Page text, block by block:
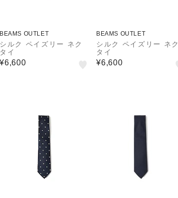
BEAMS OUTLET
シルク ペイズリー ネク
タイ
¥6,600
BEAMS OUTLET
シルク ペイズリー ネク
タイ
¥6,600